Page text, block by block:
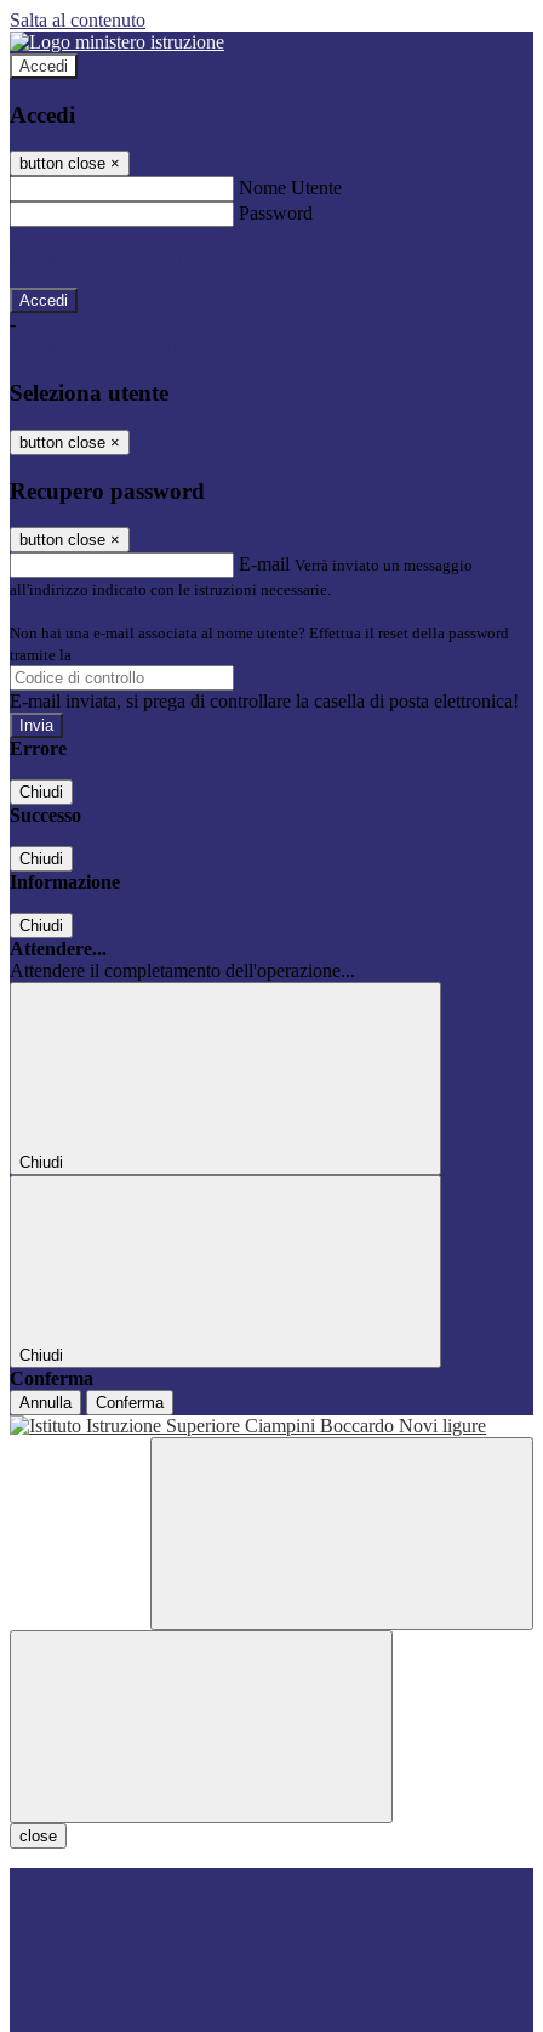
Salta al contenuto
Accedi
Accedi
button close ×
Nome Utente
Password
-
Seleziona utente
button close ×
Recupero password
button close ×
E-mail Verrà inviato un messaggio
all'indirizzo indicato con le istruzioni necessarie.
Non hai una e-mail associata al nome utente? Effettua il reset della password
tramite la
E-mail inviata, si prega di controllare la casella di posta elettronica!
Errore
Chiudi
Successo
Chiudi
Informazione
Chiudi
Attendere...
Attendere il completamento dell'operazione...
Chiudi
Chiudi
Conferma
Annulla Conferma
close